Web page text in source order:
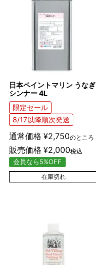
日本ペイントマリン うなぎ
シンナー 4L
限定セール
8/17以降順次発送
通常価格 ¥2,750のところ
販売価格 ¥2,000税込
会員なら5%OFF
在庫切れ